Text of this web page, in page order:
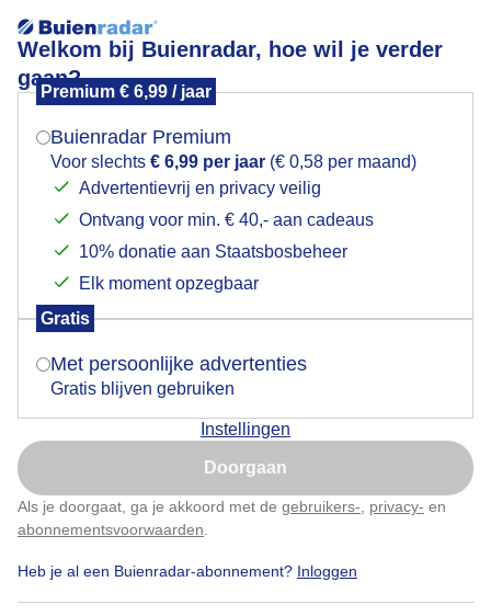
Welkom bij Buienradar, hoe wil je verder
gaan?
Premium € 6,99 / jaar
Buienradar Premium
Voor slechts € 6,99 per jaar (€ 0,58 per maand)
Advertentievrij en privacy veilig
Ontvang voor min. € 40,- aan cadeaus
10% donatie aan Staatsbosbeheer
Elk moment opzegbaar
Gratis
Met persoonlijke advertenties
Gratis blijven gebruiken
Instellingen
Doorgaan
Als je doorgaat, ga je akkoord met de gebruikers- privacy- en
abonnementsvoorwaarden
Heb je al een Buienradar-abonnement? Inloggen
zwartkop
Een moment geduld aub...
Populaire categorieën
Lente
Zomer
Over Buienradar
Mogen we je locatie gebruiken voor het
Indien je hier nog geen akkoord op hebt gegeven,
verschijnt er zo een pop-up uit je browser waarin
Is goed, toon de popup
Nu niet, misschien later
Klik hierom dit aan te passen